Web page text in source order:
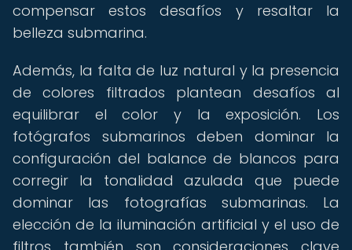
compensar estos desafíos y resaltar la
belleza submarina.
Además, la falta de luz natural y la presencia
de colores filtrados plantean desafíos al
equilibrar el color y la exposición. Los
fotógrafos submarinos deben dominar la
configuración del balance de blancos para
corregir la tonalidad azulada que puede
dominar las fotografías submarinas. La
elección de la iluminación artificial y el uso de